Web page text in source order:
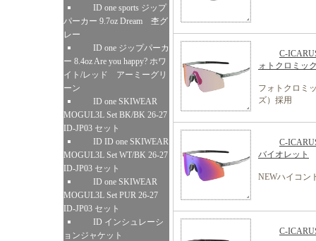
ID one sports ジップ
パーカー 9.7oz Dream 杢グ
レー
ID one ジップパーカ
ー 8.4oz Are you happy? ホワ
イト/レッド アーミーグリ
ーン
ID one SKIWEAR
MOGUL3L Set BK/BK 26-27
ID-JP03 セット
ID ID one SKIWEAR
MOGUL3L Set WT/BK 26-27
ID-JP03 セット
ID one SKIWEAR
MOGUL3L Set PUR 26-27
ID-JP03 セット
ID インシュレーシ
ョンジャケット
C-
ォトクロミッ
フォトクロミ
ズ）採用
C-
バイオレット
NEWハイコン
C-